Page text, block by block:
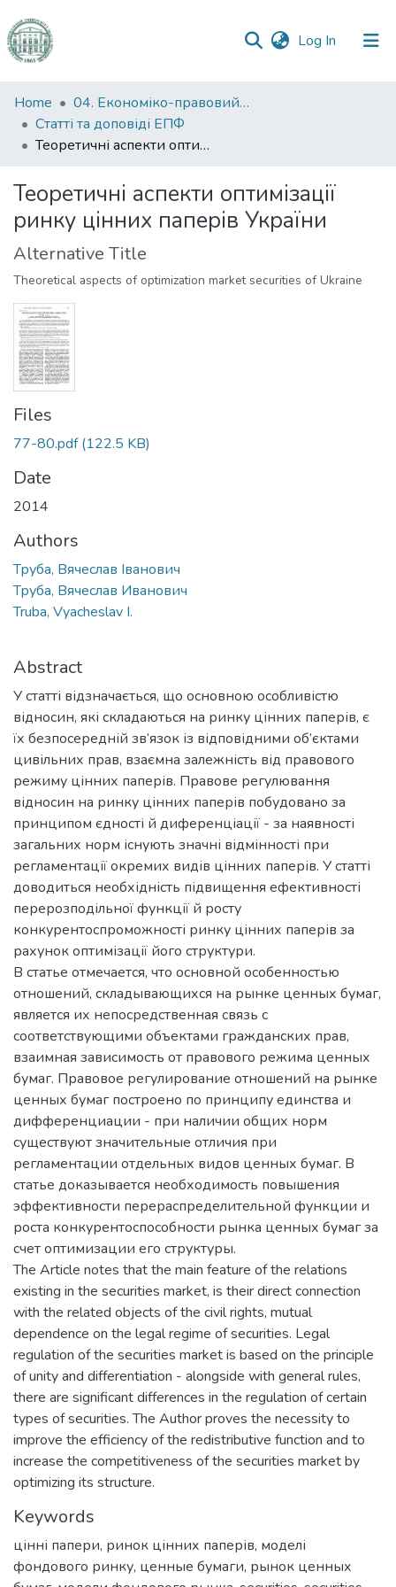
Log In (current)
Communities
&
Collections
Statistics
Home
04. Економіко-правовий факультет
Статті та доповіді ЕПФ
Теоретичні аспекти оптимізації ринку цінних паперів України
Теоретичні аспекти оптимізації
ринку цінних паперів України
Alternative Title
Theoretical aspects of optimization market securities of Ukraine
Files
77-80.pdf(122.5 KB)
Date
2014
Authors
Труба, Вячеслав Іванович
Труба, Вячеслав Иванович
Truba, Vyacheslav I.
Abstract
У статті відзначається, що основною особливістю
відносин, які складаються на ринку цінних паперів, є
їх безпосередній зв’язок із відповідними об’єктами
цивільних прав, взаємна залежність від правового
режиму цінних паперів. Правове регулювання
відносин на ринку цінних паперів побудовано за
принципом єдності й диференціації - за наявності
загальних норм існують значні відмінності при
регламентації окремих видів цінних паперів. У статті
доводиться необхідність підвищення ефективності
перерозподільної функції й росту
конкурентоспроможності ринку цінних паперів за
рахунок оптимізації його структури.
В статье отмечается, что основной особенностью
отношений, складывающихся на рынке ценных бумаг,
является их непосредственная связь с
соответствующими объектами гражданских прав,
взаимная зависимость от правового режима ценных
бумаг. Правовое регулирование отношений на рынке
ценных бумаг построено по принципу единства и
дифференциации - при наличии общих норм
существуют значительные отличия при
регламентации отдельных видов ценных бумаг. В
статье доказывается необходимость повышения
эффективности перераспределительной функции и
роста конкурентоспособности рынка ценных бумаг за
счет оптимизации его структуры.
The Article notes that the main feature of the relations
existing in the securities market, is their direct connection
with the related objects of the civil rights, mutual
dependence on the legal regime of securities. Legal
regulation of the securities market is based on the principle
of unity and differentiation - alongside with general rules,
there are significant differences in the regulation of certain
types of securities. The Author proves the necessity to
improve the efficiency of the redistributive function and to
increase the competitiveness of the securities market by
optimizing its structure.
Keywords
цінні папери, ринок цінних паперів, моделі
фондового ринку, ценные бумаги, рынок ценных